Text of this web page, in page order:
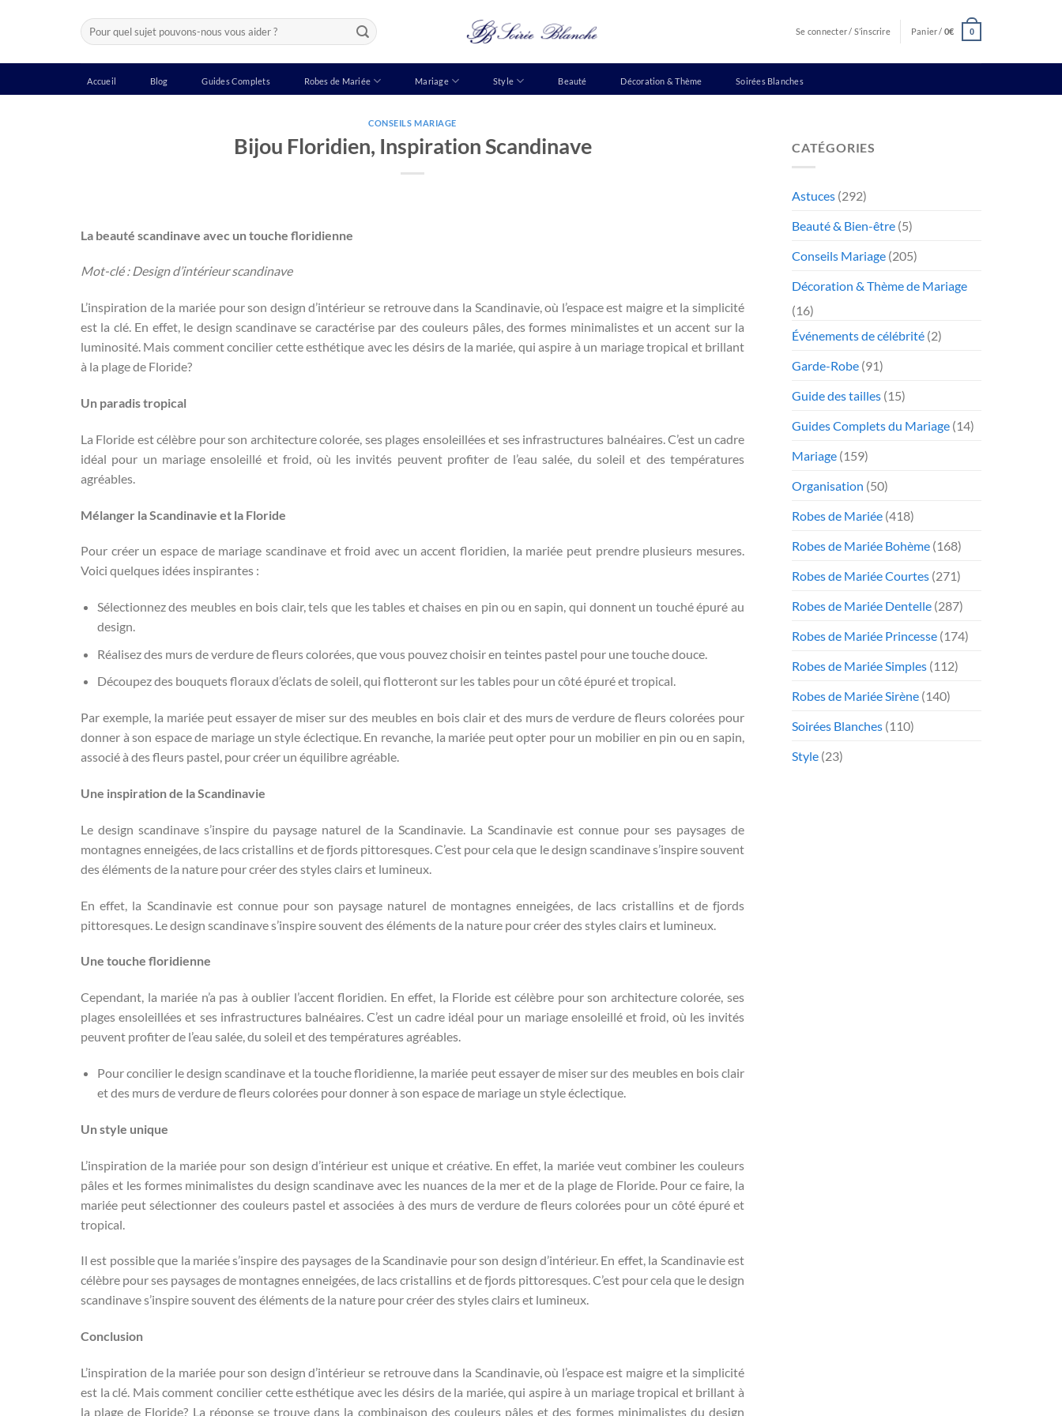
Recherche
pour :
Se connecter / S’inscrire Panier / 0€ 0
Accueil Blog Guides Complets Robes de Mariée Mariage Style Beauté Décoration & Thème Soirées Blanches
CONSEILS MARIAGE
Bijou Floridien, Inspiration Scandinave
La beauté scandinave avec un touche floridienne
Mot-clé : Design d’intérieur scandinave
L’inspiration de la mariée pour son design d’intérieur se retrouve dans la Scandinavie, où l’espace est maigre et la simplicité
est la clé. En effet, le design scandinave se caractérise par des couleurs pâles, des formes minimalistes et un accent sur la
luminosité. Mais comment concilier cette esthétique avec les désirs de la mariée, qui aspire à un mariage tropical et brillant
à la plage de Floride?
Un paradis tropical
La Floride est célèbre pour son architecture colorée, ses plages ensoleillées et ses infrastructures balnéaires. C’est un cadre
idéal pour un mariage ensoleillé et froid, où les invités peuvent profiter de l’eau salée, du soleil et des températures
agréables.
Mélanger la Scandinavie et la Floride
Pour créer un espace de mariage scandinave et froid avec un accent floridien, la mariée peut prendre plusieurs mesures.
Voici quelques idées inspirantes :
Sélectionnez des meubles en bois clair, tels que les tables et chaises en pin ou en sapin, qui donnent un touché épuré au
design.
Réalisez des murs de verdure de fleurs colorées, que vous pouvez choisir en teintes pastel pour une touche douce.
Découpez des bouquets floraux d’éclats de soleil, qui flotteront sur les tables pour un côté épuré et tropical.
Par exemple, la mariée peut essayer de miser sur des meubles en bois clair et des murs de verdure de fleurs colorées pour
donner à son espace de mariage un style éclectique. En revanche, la mariée peut opter pour un mobilier en pin ou en sapin,
associé à des fleurs pastel, pour créer un équilibre agréable.
Une inspiration de la Scandinavie
Le design scandinave s’inspire du paysage naturel de la Scandinavie. La Scandinavie est connue pour ses paysages de
montagnes enneigées, de lacs cristallins et de fjords pittoresques. C’est pour cela que le design scandinave s’inspire souvent
des éléments de la nature pour créer des styles clairs et lumineux.
En effet, la Scandinavie est connue pour son paysage naturel de montagnes enneigées, de lacs cristallins et de fjords
pittoresques. Le design scandinave s’inspire souvent des éléments de la nature pour créer des styles clairs et lumineux.
Une touche floridienne
Cependant, la mariée n’a pas à oublier l’accent floridien. En effet, la Floride est célèbre pour son architecture colorée, ses
plages ensoleillées et ses infrastructures balnéaires. C’est un cadre idéal pour un mariage ensoleillé et froid, où les invités
peuvent profiter de l’eau salée, du soleil et des températures agréables.
Pour concilier le design scandinave et la touche floridienne, la mariée peut essayer de miser sur des meubles en bois clair
et des murs de verdure de fleurs colorées pour donner à son espace de mariage un style éclectique.
Un style unique
L’inspiration de la mariée pour son design d’intérieur est unique et créative. En effet, la mariée veut combiner les couleurs
pâles et les formes minimalistes du design scandinave avec les nuances de la mer et de la plage de Floride. Pour ce faire, la
mariée peut sélectionner des couleurs pastel et associées à des murs de verdure de fleurs colorées pour un côté épuré et
tropical.
Il est possible que la mariée s’inspire des paysages de la Scandinavie pour son design d’intérieur. En effet, la Scandinavie est
célèbre pour ses paysages de montagnes enneigées, de lacs cristallins et de fjords pittoresques. C’est pour cela que le design
scandinave s’inspire souvent des éléments de la nature pour créer des styles clairs et lumineux.
Conclusion
L’inspiration de la mariée pour son design d’intérieur se retrouve dans la Scandinavie, où l’espace est maigre et la simplicité
est la clé. Mais comment concilier cette esthétique avec les désirs de la mariée, qui aspire à un mariage tropical et brillant à
la plage de Floride? La réponse se trouve dans la combinaison des couleurs pâles et des formes minimalistes du design
CATÉGORIES
Astuces (292)
Beauté & Bien-être (5)
Conseils Mariage (205)
Décoration & Thème de Mariage
(16)
Événements de célébrité (2)
Garde-Robe (91)
Guide des tailles (15)
Guides Complets du Mariage (14)
Mariage (159)
Organisation (50)
Robes de Mariée (418)
Robes de Mariée Bohème (168)
Robes de Mariée Courtes (271)
Robes de Mariée Dentelle (287)
Robes de Mariée Princesse (174)
Robes de Mariée Simples (112)
Robes de Mariée Sirène (140)
Soirées Blanches (110)
Style (23)